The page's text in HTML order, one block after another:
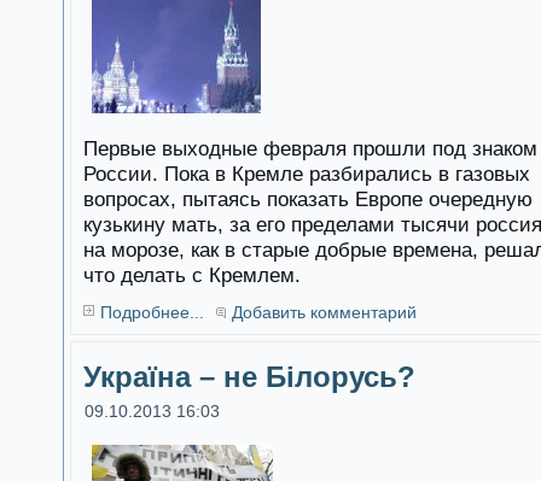
Первые выходные февраля прошли под знаком
России. Пока в Кремле разбирались в газовых
вопросах, пытаясь показать Европе очередную
кузькину мать, за его пределами тысячи
на морозе, как в старые добрые времена,
что делать с Кремлем.
Подробнее... Добавить комментарий
Україна – не Білорусь?
09.10.2013 16:03